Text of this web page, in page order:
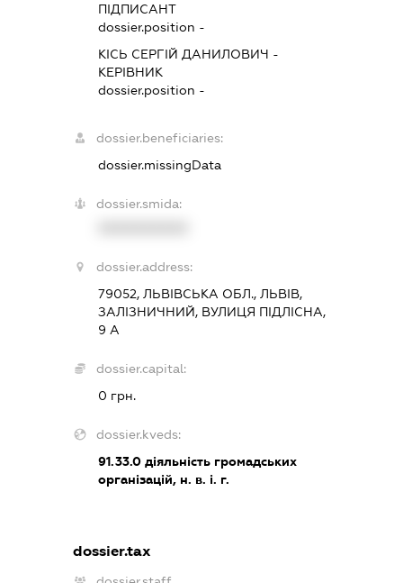
ПІДПИСАНТ
dossier.position -
КІСЬ СЕРГІЙ ДАНИЛОВИЧ -
КЕРІВНИК
dossier.position -
dossier.beneficiaries:
dossier.missingData
dossier.smida:
dossier.address:
79052, ЛЬВІВСЬКА ОБЛ., ЛЬВІВ,
ЗАЛІЗНИЧНИЙ, ВУЛИЦЯ ПІДЛІСНА,
9 А
dossier.capital:
0 грн.
dossier.kveds:
91.33.0діяльність громадських
організацій, н. в. і. г.
dossier.tax